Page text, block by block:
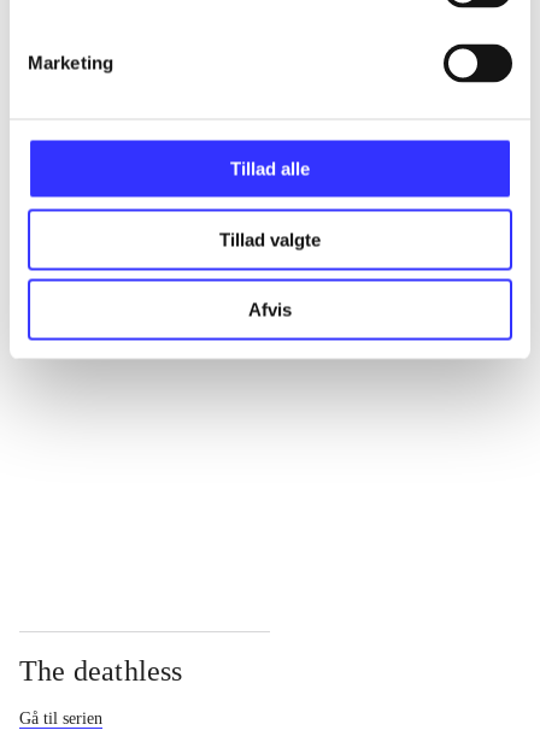
Marketing
Tillad alle
Tillad valgte
Afvis
Artikler
The deathless
Gå til serien